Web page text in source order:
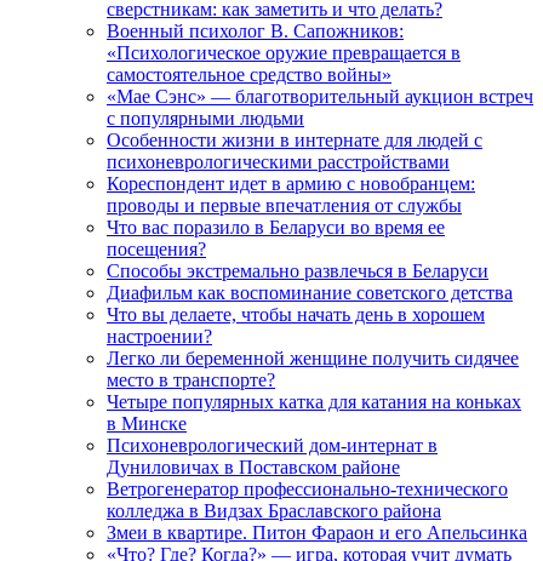
сверстникам: как заметить и что делать?
Военный психолог В. Сапожников:
«Психологическое оружие превращается в
самостоятельное средство войны»
«Мае Сэнс» — благотворительный аукцион встреч
с популярными людьми
Особенности жизни в интернате для людей с
психоневрологическими расстройствами
Кореспондент идет в армию с новобранцем:
проводы и первые впечатления от службы
Что вас поразило в Беларуси во время ее
посещения?
Способы экстремально развлечься в Беларуси
Диафильм как воспоминание советского детства
Что вы делаете, чтобы начать день в хорошем
настроении?
Легко ли беременной женщине получить сидячее
место в транспорте?
Четыре популярных катка для катания на коньках
в Минске
Психоневрологический дом-интернат в
Дуниловичах в Поставском районе
Ветрогенератор профессионально-технического
колледжа в Видзах Браславского района
Змеи в квартире. Питон Фараон и его Апельсинка
«Что? Где? Когда?» — игра, которая учит думать